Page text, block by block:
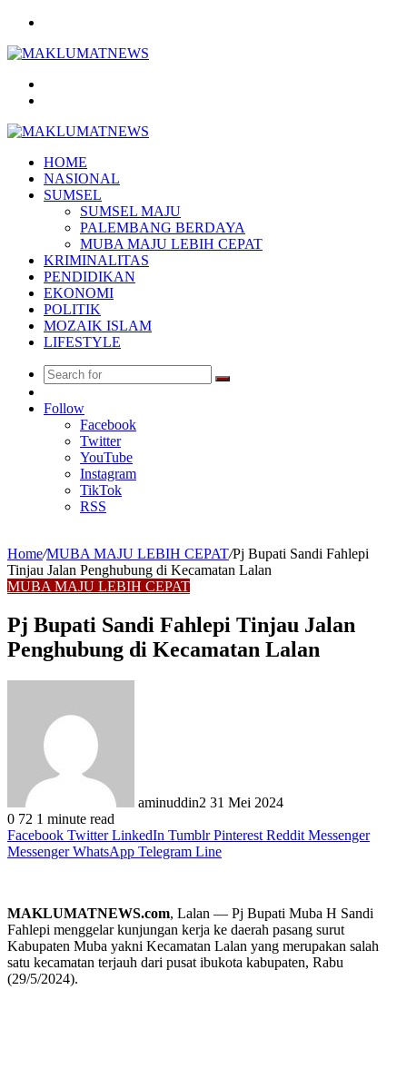
HOME
NASIONAL
SUMSEL
SUMSEL MAJU
PALEMBANG BERDAYA
MUBA MAJU LEBIH CEPAT
KRIMINALITAS
PENDIDIKAN
EKONOMI
POLITIK
MOZAIK ISLAM
LIFESTYLE
Search
Article
Follow
Facebook
Twitter
YouTube
Instagram
TikTok
RSS
Home/MUBA MAJU LEBIH CEPAT/Pj Bupati Sandi Fahlepi
Tinjau Jalan Penghubung di Kecamatan Lalan
MUBA MAJU LEBIH CEPAT
Pj Bupati Sandi Fahlepi Tinjau Jalan
Penghubung di Kecamatan Lalan
aminuddin2 31 Mei 2024
0 72 1 minute read
Facebook Twitter LinkedIn Tumblr Pinterest Reddit Messenger
Messenger WhatsApp Telegram Line
MAKLUMATNEWS.com, Lalan — Pj Bupati Muba H Sandi
Fahlepi menggelar kunjungan kerja ke daerah pasang surut
Kabupaten Muba yakni Kecamatan Lalan yang merupakan salah
satu kecamatan terjauh dari pusat ibukota kabupaten, Rabu
(29/5/2024).